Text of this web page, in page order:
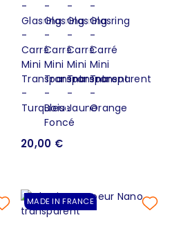
20,00 €
MADE IN FRANCE